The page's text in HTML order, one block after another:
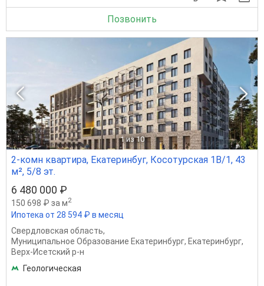
Позвонить
1 из 10
2-комн квартира, Екатеринбуг, Косотурская 1В/1, 43
м², 5/8 эт.
6 480 000 ₽
150 698 ₽ за м2
Ипотека от 28 594 ₽ в месяц
Свердловская область,
Муниципальное Образование Екатеринбург, Екатеринбург,
Верх-Исетский р-н
Геологическая